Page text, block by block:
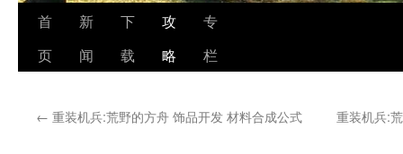
首
页
新
闻
下
载
攻
略
专
栏
← 重装机兵:荒野的方舟 饰品开发 材料合成公式 重装机兵: